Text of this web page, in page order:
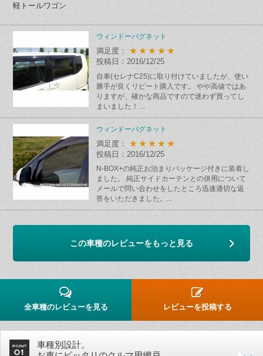
軽トールワゴン
ウィンドーバグネット
満足度： ★★★★★
投稿日：2016/12/25
自車(セレナC25)に取り付けていましたが、使い
勝手が良くリピート購入です。 やや高値ではあ
りますが、確かな商品ですので迷わず買ってし
まいました！ ...
ウィンドーバグネット
満足度： ★★★★★
投稿日：2016/12/25
N-BOX+の純正お泊まりパッケージ付きに装着し
ました。 純正サイドカーテンとの併用について
メールで問い合わせをしたところ迅速適切な返
答をいただきました。...
この車種のレビューをもっと見る
全車種のレビューを見る レビューを投稿する
車種別設計。